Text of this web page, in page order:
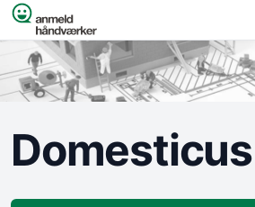
Spring til indhold
Domesticus